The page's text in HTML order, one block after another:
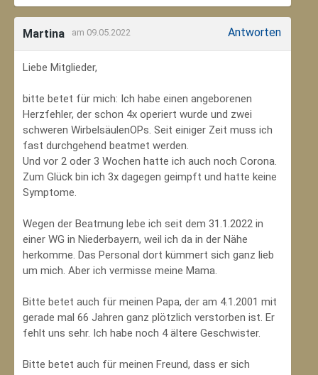
Martina am 09.05.2022 Antworten
Liebe Mitglieder,
bitte betet für mich: Ich habe einen angeborenen
Herzfehler, der schon 4x operiert wurde und zwei
schweren WirbelsäulenOPs. Seit einiger Zeit muss ich
fast durchgehend beatmet werden.
Und vor 2 oder 3 Wochen hatte ich auch noch Corona.
Zum Glück bin ich 3x dagegen geimpft und hatte keine
Symptome.
Wegen der Beatmung lebe ich seit dem 31.1.2022 in
einer WG in Niederbayern, weil ich da in der Nähe
herkomme. Das Personal dort kümmert sich ganz lieb
um mich. Aber ich vermisse meine Mama.
Bitte betet auch für meinen Papa, der am 4.1.2001 mit
gerade mal 66 Jahren ganz plötzlich verstorben ist. Er
fehlt uns sehr. Ich habe noch 4 ältere Geschwister.
Bitte betet auch für meinen Freund, dass er sich